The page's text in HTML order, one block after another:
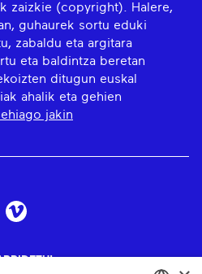
zaizkie (copyright). Halere,
guhaurek sortu eduki
zabaldu eta argitara
eta baldintza beretan
ditugun euskal
ahalik eta gehien
jakin